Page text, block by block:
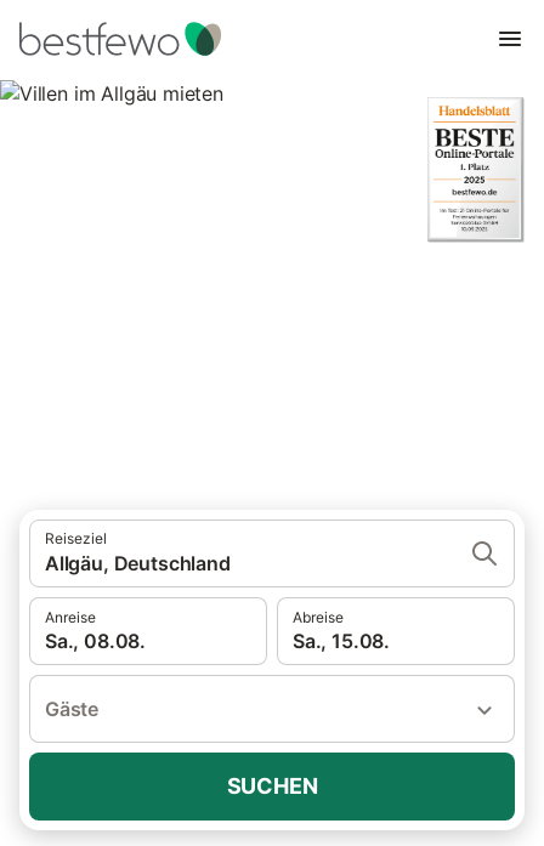
Reiseziel
Allgäu, Deutschland
Anreise
Sa., 08.08.
Abreise
Sa., 15.08.
Gäste
SUCHEN